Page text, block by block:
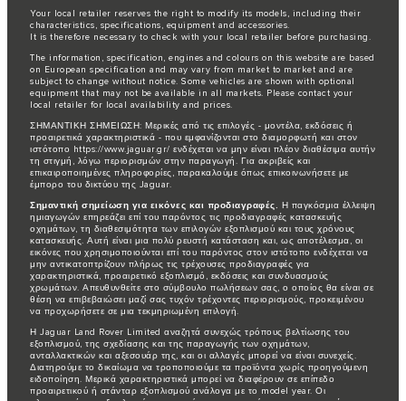
Your local retailer reserves the right to modify its models, including their
characteristics, specifications, equipment and accessories.
It is therefore necessary to check with your local retailer before purchasing.
The information, specification, engines and colours on this website are based
on European specification and may vary from market to market and are
subject to change without notice. Some vehicles are shown with optional
equipment that may not be available in all markets. Please contact your
local retailer for local availability and prices.
ΣΗΜΑΝΤΙΚΗ ΣΗΜΕΙΩΣΗ: Μερικές από τις επιλογές - μοντέλα, εκδόσεις ή
προαιρετικά χαρακτηριστικά - που εμφανίζονται στο διαμορφωτή και στον
ιστότοπο https://www.jaguar.gr/ ενδέχεται να μην είναι πλέον διαθέσιμα αυτήν
τη στιγμή, λόγω περιορισμών στην παραγωγή. Για ακριβείς και
επικαιροποιημένες πληροφορίες, παρακαλούμε όπως επικοινωνήσετε με
έμπορο του δικτύου της Jaguar.
Σημαντική σημείωση για εικόνες και προδιαγραφές. Η παγκόσμια έλλειψη
ημιαγωγών επηρεάζει επί του παρόντος τις προδιαγραφές κατασκευής
οχημάτων, τη διαθεσιμότητα των επιλογών εξοπλισμού και τους χρόνους
κατασκευής. Αυτή είναι μια πολύ ρευστή κατάσταση και, ως αποτέλεσμα, οι
εικόνες που χρησιμοποιούνται επί του παρόντος στον ιστότοπο ενδέχεται να
μην αντικατοπτρίζουν πλήρως τις τρέχουσες προδιαγραφές για
χαρακτηριστικά, προαιρετικό εξοπλισμό, εκδόσεις και συνδυασμούς
χρωμάτων. Απευθυνθείτε στο σύμβουλο πωλήσεων σας, ο οποίος θα είναι σε
θέση να επιβεβαιώσει μαζί σας τυχόν τρέχοντες περιορισμούς, προκειμένου
να προχωρήσετε σε μια τεκμηριωμένη επιλογή.
Η Jaguar Land Rover Limited αναζητά συνεχώς τρόπους βελτίωσης του
εξοπλισμού, της σχεδίασης και της παραγωγής των οχημάτων,
ανταλλακτικών και αξεσουάρ της, και οι αλλαγές μπορεί να είναι συνεχείς.
Διατηρούμε το δικαίωμα να τροποποιούμε τα προϊόντα χωρίς προηγούμενη
ειδοποίηση. Μερικά χαρακτηριστικά μπορεί να διαφέρουν σε επίπεδο
προαιρετικού ή στάνταρ εξοπλισμού ανάλογα με το model year. Οι